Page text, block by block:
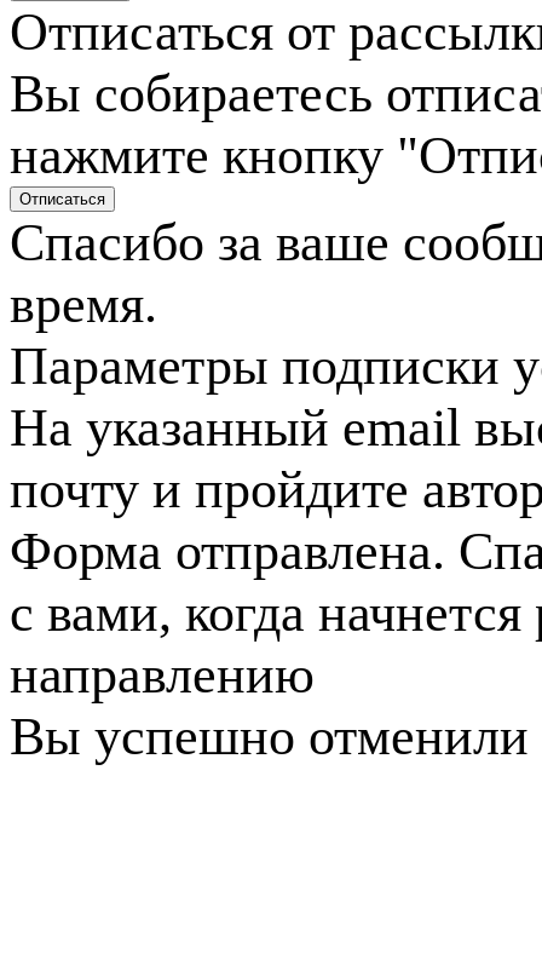
Отписаться от
Вы собираетесь
нажмите кнопку
Спасибо за ваше
время.
Параметры подписки
На указанный email
почту и пройдите
Форма отправлена.
с вами, когда
направлению
Вы успешно отменили